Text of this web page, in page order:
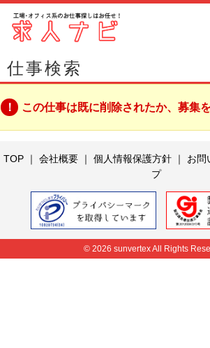
仕事検索
この仕事は既に削除されたか、募集
TOP｜ 会社概要｜ 個人情報保護方針｜ お問
プ
© 2026 sunvertex All Rights